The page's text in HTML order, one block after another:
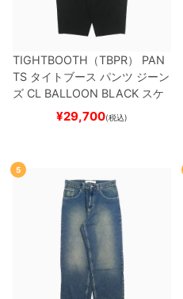
TIGHTBOOTH（TBPR） PAN
TS タイトブース パンツ ジーン
ズ CL BALLOON BLACK スケ
ートボード スケボー
¥29,700(税込)
5